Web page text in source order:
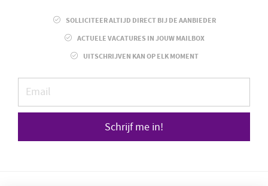
SOLLICITEER ALTIJD DIRECT BIJ DE AANBIEDER
ACTUELE VACATURES IN JOUW MAILBOX
UITSCHRIJVEN KAN OP ELK MOMENT
Schrijf me in!